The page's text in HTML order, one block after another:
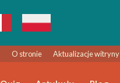
O stronie Aktualizacje witryny